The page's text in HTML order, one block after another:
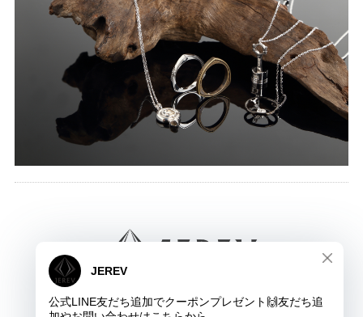
JEREV ジュレブ